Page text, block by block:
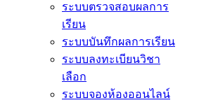
ระบบตรวจสอบผลการ
เรียน
ระบบบันทึกผลการเรียน
ระบบลงทะเบียนวิชา
เลือก
ระบบจองห้องออนไลน์